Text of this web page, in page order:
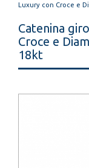
Luxury con Croce e
Catenina
Croce e
18kt